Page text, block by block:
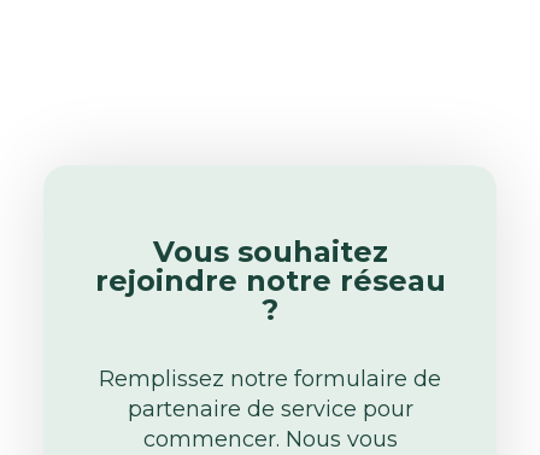
Vous souhaitez
rejoindre notre réseau
?
Remplissez notre formulaire de
partenaire de service pour
commencer. Nous vous